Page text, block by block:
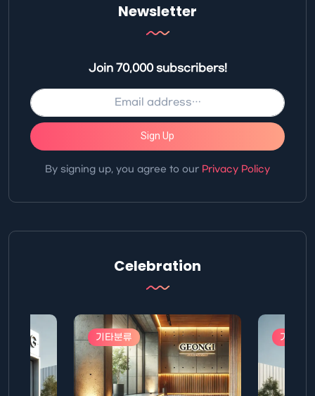
Newsletter
Join 70,000 subscribers!
Sign Up
By signing up, you agree to our Privacy Policy
Celebration
기타분류 기타분